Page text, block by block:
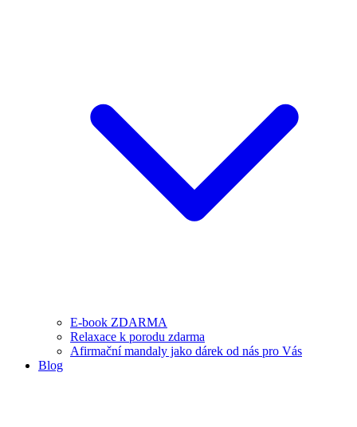
E-book ZDARMA
Relaxace k porodu zdarma
Afirmační mandaly jako dárek od nás pro Vás
Blog